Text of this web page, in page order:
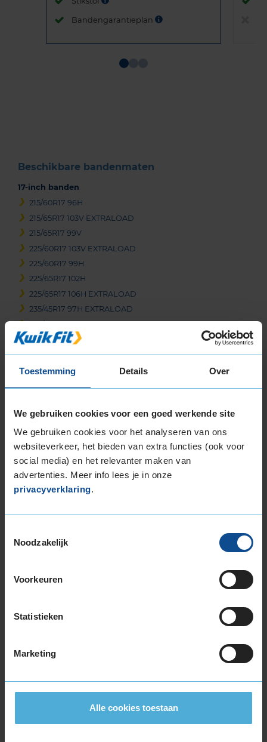
Toestemming Details Over
We gebruiken cookies voor een goed werkende site
We gebruiken cookies voor het analyseren van ons
websiteverkeer, het bieden van extra functies (ook voor
social media) en het relevanter maken van
advertenties. Meer info lees je in onze
privacyverklaring.
Noodzakelijk
Voorkeuren
Statistieken
Marketing
Alle cookies toestaan
Bandengarantieplan
Beschikbare bandenmaten
17-inch banden
215/60R17 96H
215/65R17 103V EXTRALOAD
215/65R17 99V
225/60R17 103V EXTRALOAD
225/60R17 99H
225/65R17 102H
225/65R17 106H EXTRALOAD
235/45R17 97H EXTRALOAD
235/45R17 97V EXTRALOAD
235/50R17 100V EXTRALOAD
235/55R17 103V EXTRALOAD
235/55R17 99H
245/40R17 95V EXTRALOAD
245/45R17 99V EXTRALOAD
245/55R17 102V
245/65R17 111H EXTRALOAD
255/40R17 98V EXTRALOAD
255/60R17 106H
18-inch banden
215/55R18 99V EXTRALOAD
225/50R18 99V EXTRALOAD
225/50R18 99V EXTRALOAD RUNFLAT
225/55R18 102V EXTRALOAD